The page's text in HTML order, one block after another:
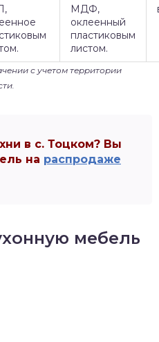
МДФ,
оклеенный
пластиковым
листом.
с учетом территории
в с. Тоцком? Вы
на распродаже
мебель